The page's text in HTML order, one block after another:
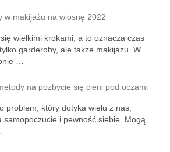
w makijażu na wiosnę 2022
wielkimi krokami, a to oznacza czas
garderoby, ale także makijażu. W
…
na pozbycie się cieni pod oczami
problem, który dotyka wielu z nas,
samopoczucie i pewność siebie. Mogą